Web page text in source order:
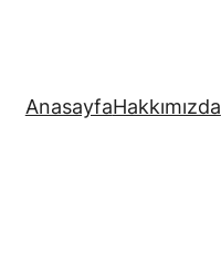
AnasayfaHakkımızda